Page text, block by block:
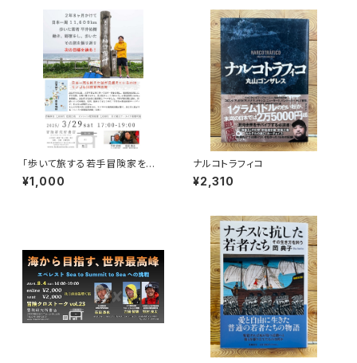
「歩いて旅する若手冒険家を青
田買い！平井佑樹 × 荻田泰永」
録画視聴権
¥1,000
ナルコトラフィコ
¥2,310